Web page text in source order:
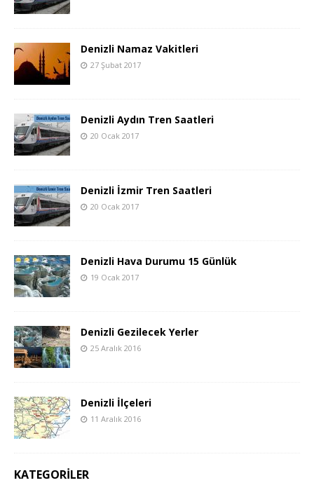
Denizli Namaz Vakitleri
27 Şubat 2017
Denizli Aydın Tren Saatleri
20 Ocak 2017
Denizli İzmir Tren Saatleri
20 Ocak 2017
Denizli Hava Durumu 15 Günlük
19 Ocak 2017
Denizli Gezilecek Yerler
25 Aralık 2016
Denizli İlçeleri
11 Aralık 2016
KATEGORILER